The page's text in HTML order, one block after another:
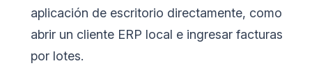
aplicación de escritorio directamente, como
abrir un cliente ERP local e ingresar facturas
por lotes.